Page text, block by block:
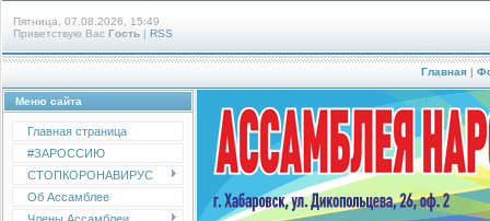
Пятница, 07.08.2026, 15:49
Приветствую Вас Гость | RSS
Главная |
Меню сайта
Главная страница
#ЗАРОССИЮ
СТОПКОРОНАВИРУС
Об Ассамблее